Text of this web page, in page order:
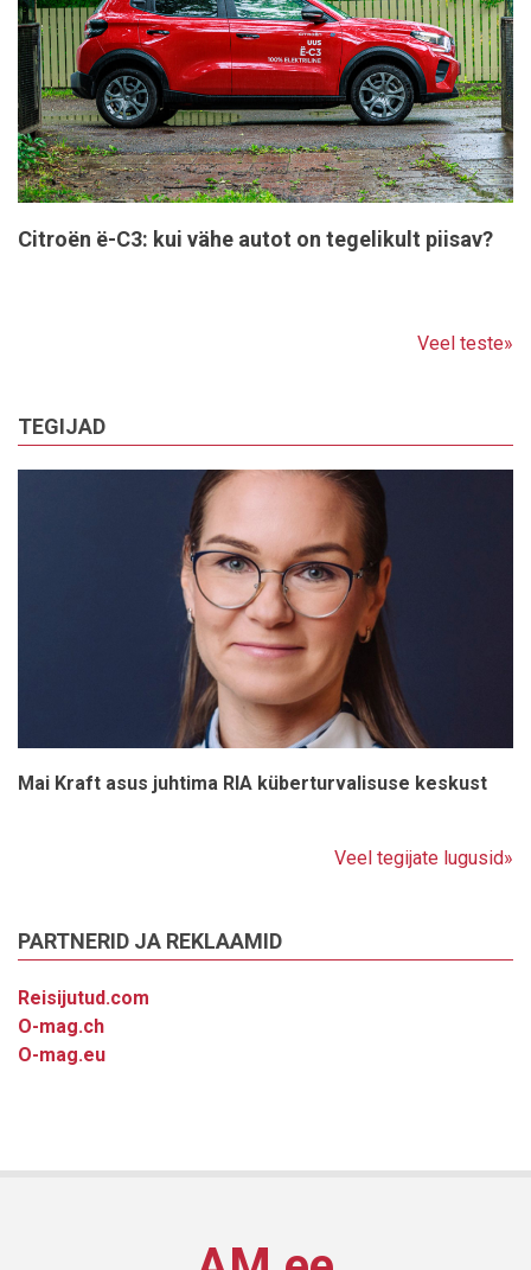
Citroën ë-C3: kui vähe autot on tegelikult piisav?
Veel teste»
TEGIJAD
Mai Kraft asus juhtima RIA küberturvalisuse keskust
Veel tegijate lugusid»
PARTNERID JA REKLAAMID
Reisijutud.com
O-mag.ch
O-mag.eu